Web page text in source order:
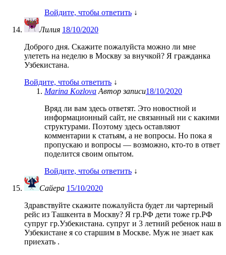
Войдите, чтобы ответить ↓
Лилия 18/10/2020
Доброго дня. Скажите пожалуйста можно ли мне
улететь на неделю в Москву за внучкой? Я гражданка
Узбекистана.
Войдите, чтобы ответить ↓
Marina Kozlova Автор записи18/10/2020
Вряд ли вам здесь ответят. Это новостной и
информационный сайт, не связанный ни с какими
структурами. Поэтому здесь оставляют
комментарии к статьям, а не вопросы. Но пока я
пропускаю и вопросы — возможно, кто-то в ответ
поделится своим опытом.
Войдите, чтобы ответить ↓
Сайера 15/10/2020
Здравствуйте скажите пожалуйста будет ли чартерный
рейс из Ташкента в Москву? Я гр.РФ дети тоже гр.РФ
супруг гр.Узбекистана. супруг и 3 летний ребенок наш в
Узбекистане я со старшим в Москве. Муж не знает как
приехать .